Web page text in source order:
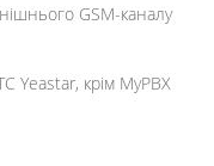
GSM-каналу
Yeastar, крім MyPBX